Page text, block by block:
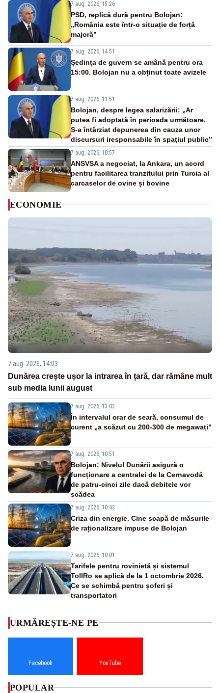
7 aug. 2026, 15:26
PSD, replică dură pentru Bolojan:
„România este într-o situație de forță
majoră”
7 aug. 2026, 14:51
Ședința de guvern se amână pentru ora
15:00. Bolojan nu a obținut toate avizele
7 aug. 2026, 11:51
Bolojan, despre legea salarizării: „Ar
putea fi adoptată în perioada următoare.
S-a întârziat depunerea din cauza unor
discursuri iresponsabile în spaţiul public”
7 aug. 2026, 10:57
ANSVSA a negociat, la Ankara, un acord
pentru facilitarea tranzitului prin Turcia al
carcaselor de ovine și bovine
ECONOMIE
7 aug. 2026, 14:03
Dunărea crește ușor la intrarea în țară, dar rămâne mult
sub media lunii august
7 aug. 2026, 13:02
În intervalul orar de seară, consumul de
curent „a scăzut cu 200-300 de megawați”
7 aug. 2026, 10:51
Bolojan: Nivelul Dunării asigură o
funcționare a centralei de la Cernavodă
de patru-cinci zile dacă debitele vor
scădea
7 aug. 2026, 10:43
Criza din energie. Cine scapă de măsurile
de raționalizare impuse de Bolojan
7 aug. 2026, 10:01
Tarifele pentru rovinietă și sistemul
TollRo se aplică de la 1 octombrie 2026.
Ce se schimbă pentru șoferi și
transportatori
URMĂREȘTE-NE PE
Facebook YouTube
POPULAR